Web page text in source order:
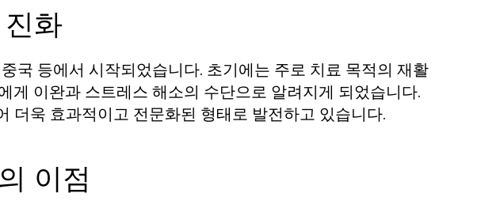
화
국 등에서 시작되었습니다. 초기에는 주로 치료 목적의 재활
게 이완과 스트레스 해소의 수단으로 알려지게 되었습니다.
더욱 효과적이고 전문화된 형태로 발전하고 있습니다.
이점